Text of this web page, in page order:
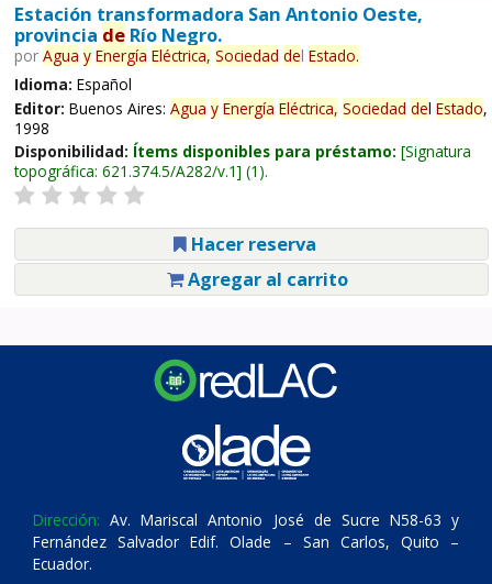
Estación transformadora San Antonio Oeste,
provincia deRío Negro.
por Agua y Energía Eléctrica, Sociedad del Estado.
Idioma: Español
Editor: Buenos Aires: Agua y Energía Eléctrica, Sociedad del Estado,
1998
Disponibilidad: Ítems disponibles para préstamo: Signatura
topográfica: 621.374.5/A282/v.1 (1).
Hacer reserva
Agregar al carrito
Dirección: Av. Mariscal Antonio José de Sucre N58-63 y
Fernández Salvador Edif. Olade – San Carlos, Quito –
Ecuador.